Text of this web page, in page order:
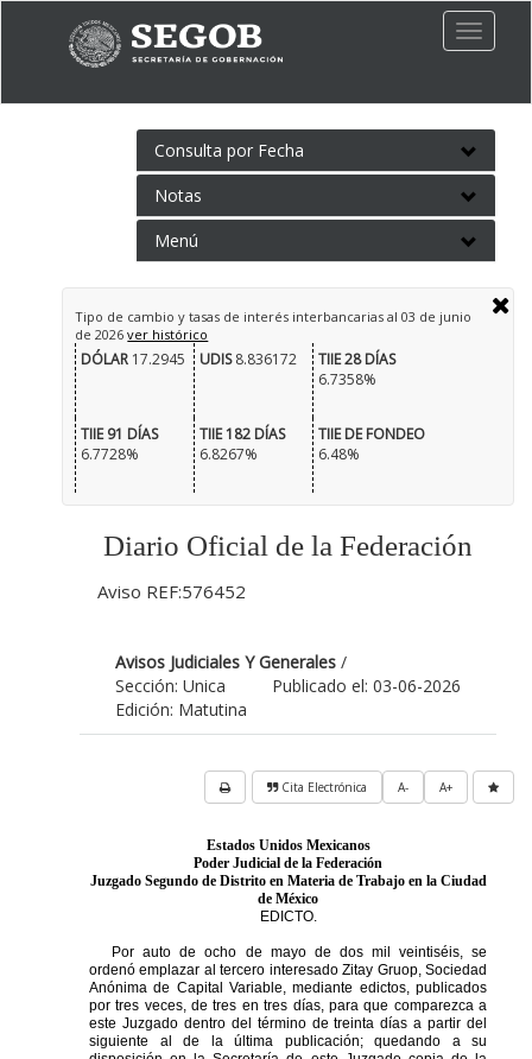
Toggle
Consulta por Fecha
Notas
Menú
Tipo de cambio y tasas de interés interbancarias al 03 de junio
de 2026ver histórico
DÓLAR17.2945 UDIS8.836172
TIIE 28 DÍAS
6.7358%
TIIE 91 DÍAS
6.7728%
TIIE 182 DÍAS
6.8267%
TIIE DE FONDEO
6.48%
Diario Oficial de la Federación
Aviso REF:576452
Avisos Judiciales Y Generales /
Publicado el: 03-06-2026
Sección: Unica
Edición: Matutina
A+
A-
Cita Electrónica